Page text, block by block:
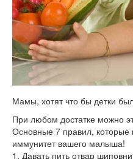
Мамы, хотят что бы детки
При любом достатке можно
Основные 7 правил, которые
иммунитет вашего малыша!
1. Давать пить отвар